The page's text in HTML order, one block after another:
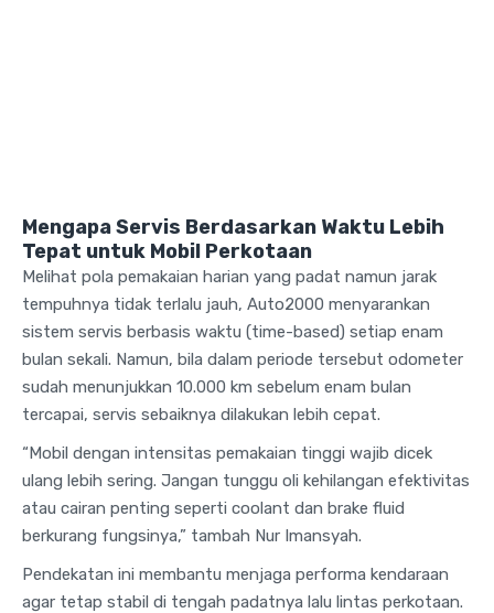
Mengapa Servis Berdasarkan Waktu Lebih
Tepat untuk Mobil Perkotaan
Melihat pola pemakaian harian yang padat namun jarak
tempuhnya tidak terlalu jauh, Auto2000 menyarankan
sistem servis berbasis waktu (time-based) setiap enam
bulan sekali. Namun, bila dalam periode tersebut odometer
sudah menunjukkan 10.000 km sebelum enam bulan
tercapai, servis sebaiknya dilakukan lebih cepat.
“Mobil dengan intensitas pemakaian tinggi wajib dicek
ulang lebih sering. Jangan tunggu oli kehilangan efektivitas
atau cairan penting seperti coolant dan brake fluid
berkurang fungsinya,” tambah Nur Imansyah.
Pendekatan ini membantu menjaga performa kendaraan
agar tetap stabil di tengah padatnya lalu lintas perkotaan.